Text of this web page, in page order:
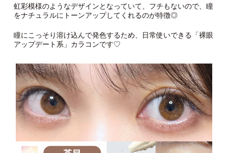
虹彩模様のようなデザインとなっていて、フチもないので、瞳
をナチュラルにトーンアップしてくれるのが特徴◎
瞳にこっそり溶け込んで発色するため、日常使いできる「裸眼
アップデート系」カラコンです♡